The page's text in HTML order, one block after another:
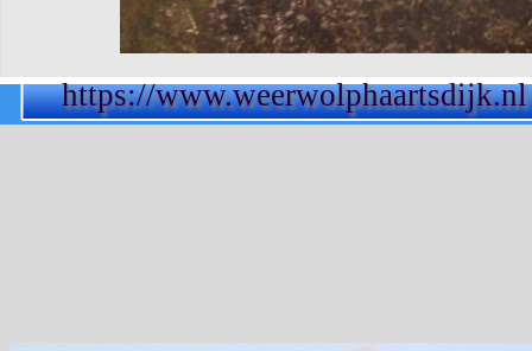
https://www.weerwolphaartsdijk.nl